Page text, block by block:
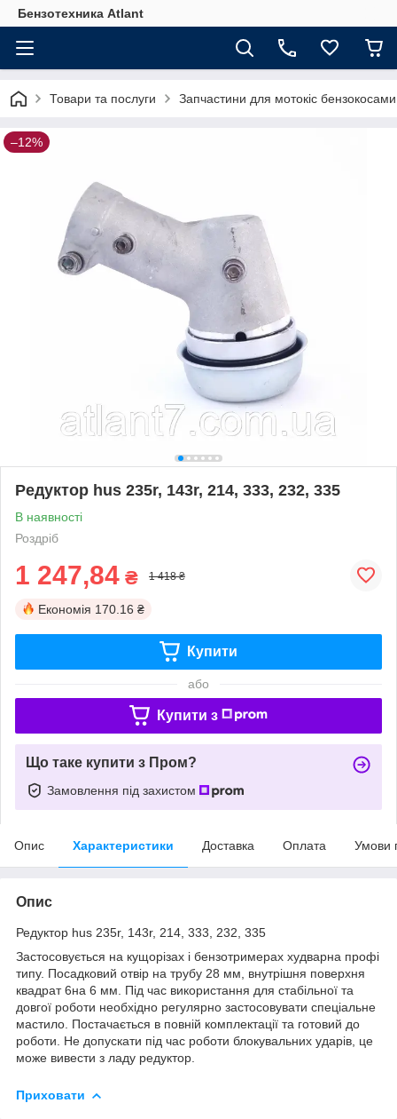
Бензотехника Atlant
Товари та послуги Запчастини для мотокіс бензокосами
–12%
Редуктор hus 235r, 143r, 214, 333, 232, 335
В наявності
Роздріб
1 247,84 ₴ 1 418 ₴
Економія 170.16 ₴
Купити
або
Купити з
Що таке купити з Пром?
Замовлення під захистом
Опис Характеристики Доставка Оплата Умови
Опис
Редуктор hus 235r, 143r, 214, 333, 232, 335
Застосовується на кущорізах і бензотримерах худварна профі
типу. Посадковий отвір на трубу 28 мм, внутрішня поверхня
квадрат 6на 6 мм. Під час використання для стабільної та
довгої роботи необхідно регулярно застосовувати спеціальне
мастило. Постачається в повній комплектації та готовий до
роботи. Не допускати під час роботи блокувальних ударів, це
може вивести з ладу редуктор.
Приховати